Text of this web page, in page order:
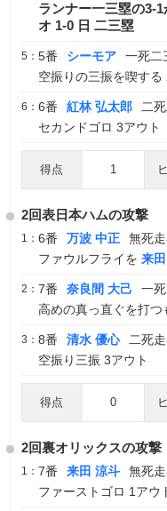
ランナー一三塁の3-
オ 1-0 日 二三塁
5： 5番 シーモア
一死二
空振りの三振を喫する
6： 6番 紅林 弘太郎
二
セカンドゴロ 3アウト
得点 1
2回表日本ハムの攻撃
1： 6番 万波 中正
無死
ファウルフライを 来田
2： 7番 奈良間 大己
一
高めの真っ直ぐを打つ
3： 8番 清水 優心
二死
空振り三振 3アウト
得点 0
2回裏オリックスの攻撃
1： 7番 来田 涼斗
無死
ファーストゴロ 1アウ